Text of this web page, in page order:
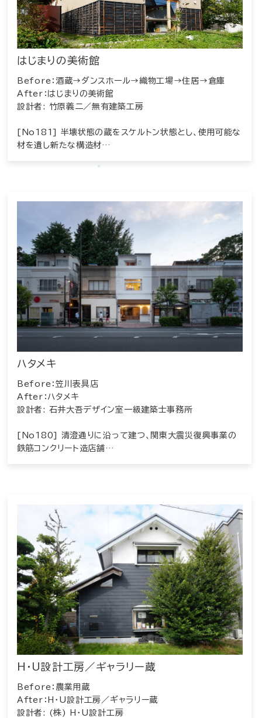
はじまりの美術館
Before：酒蔵→ダンスホール→織物工場→住居→倉庫
After：はじまりの美術館
設計者: 竹原義二／無有建築工房
[No181] 半壊状態の蔵をスケルトン状態とし、使用可能な
材を遺し新たな構造材…
ハタメキ
Before：笠川表具店
After：ハタメキ
設計者: 石井大吾デザイン室一級建築士事務所
[No180] 清澄通りに沿って建つ、関東大震災復興事業の
鉄筋コンクリート造店舗…
H・U設計工房／ギャラリー蔵
Before：農業用蔵
After：H・U設計工房／ギャラリー蔵
設計者: (株) H・U設計工房